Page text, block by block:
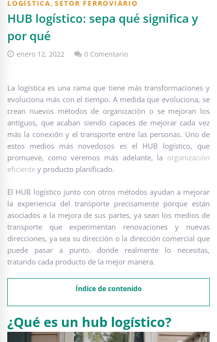
LOGÍSTICA, SETOR FERROVIÁRIO
HUB logístico: sepa qué significa y
por qué
enero 12, 2022 0 Comentario
La logística es una rama que tiene más transformaciones y
evoluciona más con el tiempo. A medida que evoluciona, se
crean nuevos métodos de organización o se mejoran los
antiguos, que acaban siendo capaces de mejorar cada vez
más la conexión y el transporte entre las personas. Uno de
estos medios más novedosos es el HUB logístico, que
promueve, como veremos más adelante, la organización
eficiente y producto planificado.
El HUB logístico junto con otros métodos ayudan a mejorar
la experiencia del transporte precisamente porque están
asociados a la mejora de sus partes, ya sean los medios de
transporte que experimentan renovaciones y nuevas
direcciones, ya sea su dirección o la dirección comercial que
puede pasar a punto. donde realmente lo necesitas,
tratando cada producto de la mejor manera.
Índice de contenido
¿Qué es un hub logístico?